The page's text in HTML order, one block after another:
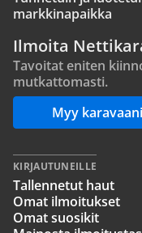
markkinapaikka
Ilmoita
Tavoitat eniten
mutkattomasti.
Myy
KIRJAUTUNEILLE
Tallennetut haut
Omat ilmoitukset
Omat suosikit